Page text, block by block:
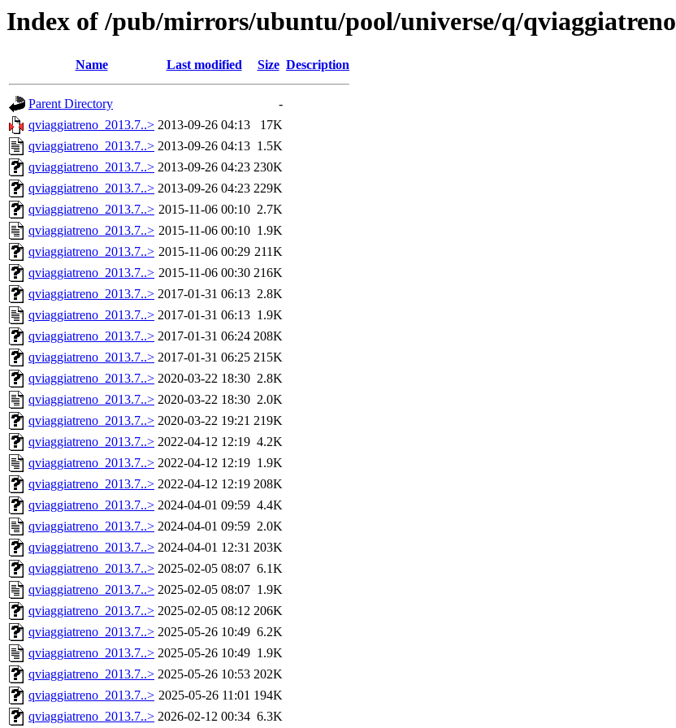
Index of /pub/mirrors/ubuntu/pool/universe/q/qviaggiatreno
Name Last modified Size Description
Parent Directory
-
qviaggiatreno_2013.7..> 2013-09-26 04:13
17K
qviaggiatreno_2013.7..> 2013-09-26 04:13 1.5K
qviaggiatreno_2013.7..> 2013-09-26 04:23 230K
qviaggiatreno_2013.7..> 2013-09-26 04:23 229K
qviaggiatreno_2013.7..> 2015-11-06 00:10 2.7K
qviaggiatreno_2013.7..> 2015-11-06 00:10 1.9K
qviaggiatreno_2013.7..> 2015-11-06 00:29 211K
qviaggiatreno_2013.7..> 2015-11-06 00:30 216K
qviaggiatreno_2013.7..> 2017-01-31 06:13 2.8K
qviaggiatreno_2013.7..> 2017-01-31 06:13 1.9K
qviaggiatreno_2013.7..> 2017-01-31 06:24 208K
qviaggiatreno_2013.7..> 2017-01-31 06:25 215K
qviaggiatreno_2013.7..> 2020-03-22 18:30 2.8K
qviaggiatreno_2013.7..> 2020-03-22 18:30 2.0K
qviaggiatreno_2013.7..> 2020-03-22 19:21 219K
qviaggiatreno_2013.7..> 2022-04-12 12:19 4.2K
qviaggiatreno_2013.7..> 2022-04-12 12:19 1.9K
qviaggiatreno_2013.7..> 2022-04-12 12:19 208K
qviaggiatreno_2013.7..> 2024-04-01 09:59 4.4K
qviaggiatreno_2013.7..> 2024-04-01 09:59 2.0K
qviaggiatreno_2013.7..> 2024-04-01 12:31 203K
qviaggiatreno_2013.7..> 2025-02-05 08:07 6.1K
qviaggiatreno_2013.7..> 2025-02-05 08:07 1.9K
qviaggiatreno_2013.7..> 2025-02-05 08:12 206K
qviaggiatreno_2013.7..> 2025-05-26 10:49 6.2K
qviaggiatreno_2013.7..> 2025-05-26 10:49 1.9K
qviaggiatreno_2013.7..> 2025-05-26 10:53 202K
qviaggiatreno_2013.7..> 2025-05-26 11:01 194K
qviaggiatreno_2013.7..> 2026-02-12 00:34 6.3K